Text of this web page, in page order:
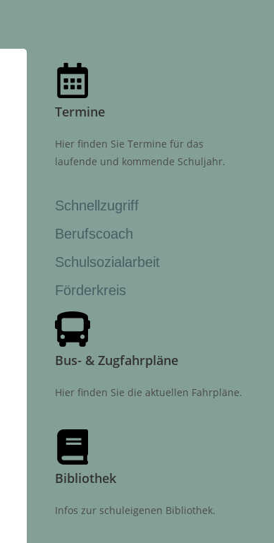
Termine
Hier finden Sie Termine für das
laufende und kommende Schuljahr.
Schnellzugriff
Berufscoach
Schulsozialarbeit
Förderkreis
Bus- & Zugfahrpläne
Hier finden Sie die aktuellen Fahrpläne.
Bibliothek
Infos zur schuleigenen Bibliothek.